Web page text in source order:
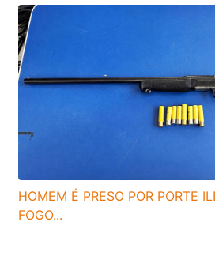
HOMEM É PRESO POR PORTE
FOGO...